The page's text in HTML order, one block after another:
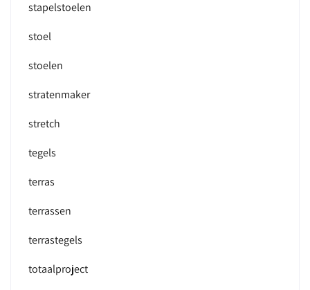
stapelstoelen
stoel
stoelen
stratenmaker
stretch
tegels
terras
terrassen
terrastegels
totaalproject